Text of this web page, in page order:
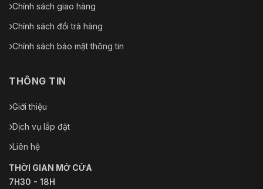
Chính sách giao hàng
Chính sách đổi trả hàng
Chính sách bảo mật thông tin
THÔNG TIN
Giới thiệu
Dịch vụ lắp đặt
Liên hệ
THỜI GIAN MỞ CỬA
7H30 - 18H